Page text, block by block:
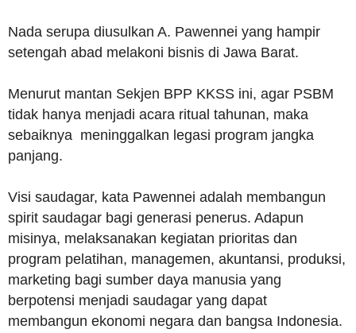
Nada serupa diusulkan A. Pawennei yang hampir
setengah abad melakoni bisnis di Jawa Barat.
Menurut mantan Sekjen BPP KKSS ini, agar PSBM
tidak hanya menjadi acara ritual tahunan, maka
sebaiknya meninggalkan legasi program jangka
panjang.
Visi saudagar, kata Pawennei adalah membangun
spirit saudagar bagi generasi penerus. Adapun
misinya, melaksanakan kegiatan prioritas dan
program pelatihan, managemen, akuntansi, produksi,
marketing bagi sumber daya manusia yang
berpotensi menjadi saudagar yang dapat
membangun ekonomi negara dan bangsa Indonesia.